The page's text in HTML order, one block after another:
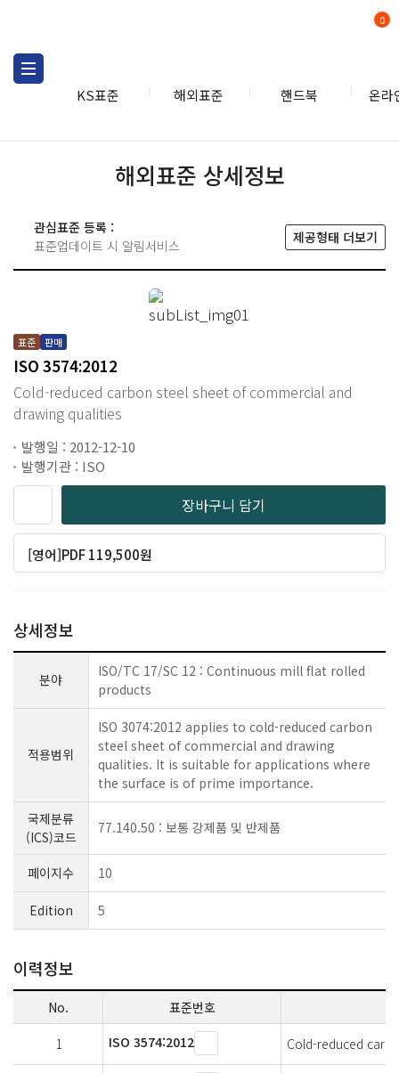
KS표준 해외표준 핸드북 온라
0
해외표준 상세정보
관심표준 등록 :
표준업데이트 시 알림서비스
제공형태 더보기
표준 판매
ISO 3574:2012
Cold-reduced carbon steel sheet of commercial and
drawing qualities
발행일 : 2012-12-10
발행기관 : ISO
장바구니 담기
[영어]PDF 119,500원
상세정보
분야
ISO/TC 17/SC 12 : Continuous mill flat rolled
products
적용범위
ISO 3074:2012 applies to cold-reduced carbon
steel sheet of commercial and drawing
qualities. It is suitable for applications where
the surface is of prime importance.
국제분류
(ICS)코드
77.140.50 : 보통 강제품 및 반제품
페이지수 10
Edition 5
이력정보
No. 표준번호
1 ISO 3574:2012 Cold-reduced